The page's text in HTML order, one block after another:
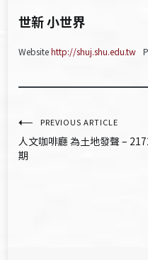
世新 小世界
Websitehttp://shuj.shu.edu.tw
文
章
PREVIOUS ARTICLE
人文咖啡廳 為土地發聲 –
期